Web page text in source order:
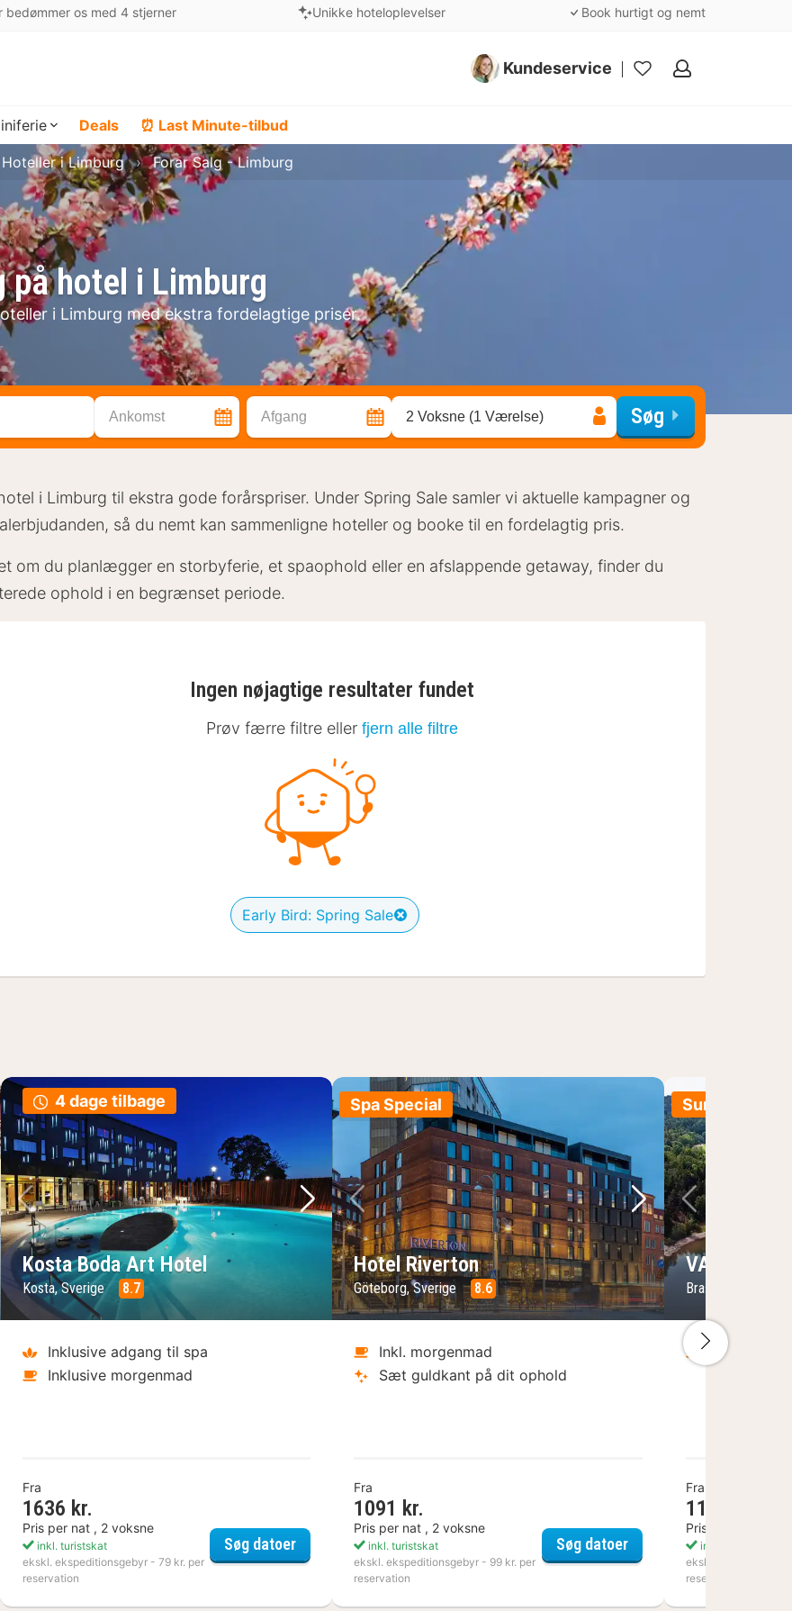
bedømmer os med 4 stjerner Unikke hoteloplevelser Book hurtigt og nemt
Kundeservice
Mine
Deals ⏰ Last Minute-tilbud
på hotel i Limburg
i Limburg med ekstra fordelagtige priser.
Hoteller i Limburg Forar Salg - Limburg
Ankomst Afgang 2 Voksne (1 Værelse) Søg
i Limburg til ekstra gode forårspriser. Under Spring Sale samler vi aktuelle kampagner og
så du nemt kan sammenligne hoteller og booke til en fordelagtig pris.
om du planlægger en storbyferie, et spaophold eller en afslappende getaway, finder du
ophold i en begrænset periode.
Ingen nøjagtige resultater fundet
Prøv færre filtre ellerfjern alle filtre
Early Bird: Spring Sale
billede
Mat & Vingård
4 dage tilbage
Forrige billede
Næste billede
Kosta Boda Art Hotel
Kosta, Sverige 8.7
Inklusive adgang til spa
Inklusive morgenmad
Fra
1636 kr.
Pris per nat , 2 voksne
inkl. turistskat
ekskl. ekspeditionsgebyr - 79 kr. per
reservation
Søg datoerKosta Boda Art Hotel
Spa Special
Forrige billede
Næste billede
Hotel Riverton
Göteborg, Sverige 8.6
Inkl. morgenmad
Sæt guldkant på dit ophold
Fra
1091 kr.
Pris per nat , 2 voksne
inkl. turistskat
ekskl. ekspeditionsgebyr - 99 kr. per
reservation
Søg datoerHotel Riverton
Summer Sale
Forrige
VANN
Brastad, Sverige
Inklusive
Fra
1104 kr.
Pris per nat , 2
inkl. turistskat
ekskl.
reservation
Næste